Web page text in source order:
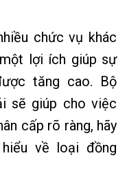
chức vụ khác
lợi ích giúp sự
tăng cao. Bộ
sẽ giúp cho việc
cấp rõ ràng, hãy
về loại đồng